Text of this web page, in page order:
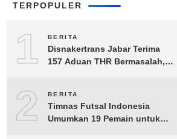
TERPOPULER
1 BERITA
Disnakertrans Jabar Terima
157 Aduan THR Bermasalah,
2 BERITA
Timnas Futsal Indonesia
Umumkan 19 Pemain untuk